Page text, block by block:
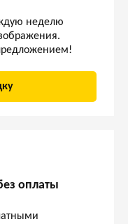
неделю
оплаты